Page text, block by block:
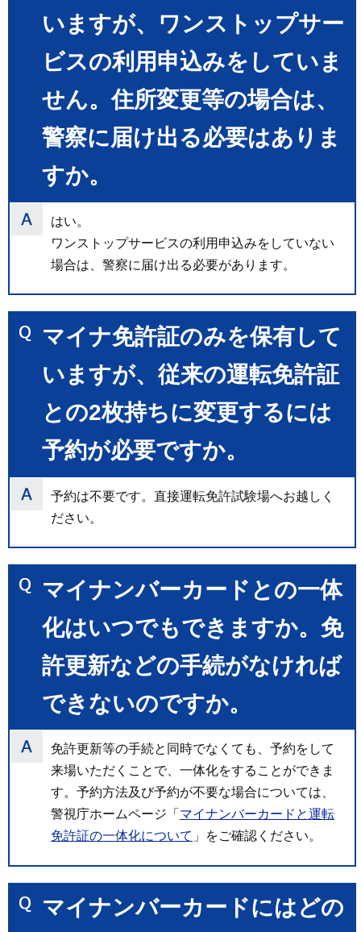
いますが、ワンストップサー
ビスの利用申込みをしていま
せん。住所変更等の場合は、
警察に届け出る必要はありま
すか。
はい。
ワンストップサービスの利用申込みをしていない
場合は、警察に届け出る必要があります。
マイナ免許証のみを保有して
いますが、従来の運転免許証
との2枚持ちに変更するには
予約が必要ですか。
予約は不要です。直接運転免許試験場へお越しく
ださい。
マイナンバーカードとの一体
化はいつでもできますか。免
許更新などの手続がなければ
できないのですか。
免許更新等の手続と同時でなくても、予約をして
来場いただくことで、一体化をすることができま
す。予約方法及び予約が不要な場合については、
警視庁ホームページ「 マイナンバーカードと運転
免許証の一体化について 」をご確認ください。
マイナンバーカードにはどの